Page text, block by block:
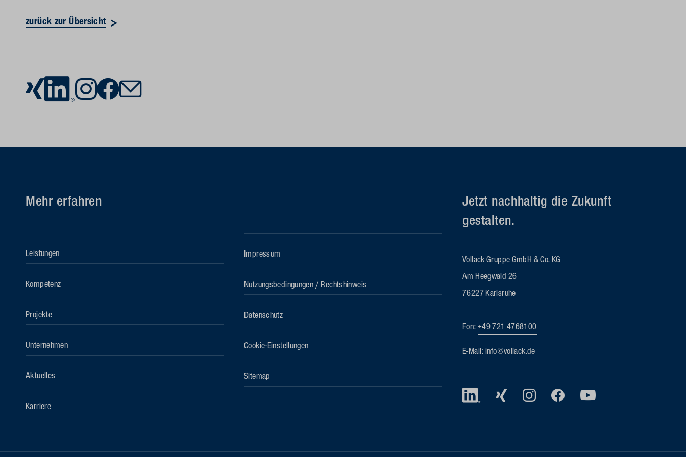
zurück zur Übersicht
Mehr erfahren
Leistungen
Kompetenz
Projekte
Unternehmen
Aktuelles
Karriere
Impressum
Nutzungsbedingungen / Rechtshinweis
Datenschutz
Cookie-Einstellungen
Sitemap
Jetzt nachhaltig die Zukunft
gestalten.
Vollack Gruppe GmbH & Co. KG
Am Heegwald 26
76227 Karlsruhe
Fon: +49 721 4768100
E-Mail:info@vollack.de